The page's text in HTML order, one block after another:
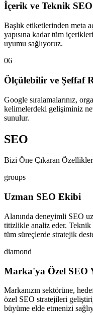
İçerik ve Teknik
Başlık etiketlerinden meta
yapısına kadar tüm
uyumu sağlıyoruz.
06
Ölçülebilir ve Şeffaf
Google sıralamalarınız,
kelimelerdeki gelişiminiz
sunulur.
SEO
Bizi Öne Çıkaran Özellikler
groups
Uzman SEO Ekibi
Alanında deneyimli SEO
titizlikle analiz eder. Teknik
tüm süreçlerde stratejik
diamond
Marka'ya Özel SEO
Markanızın sektörüne,
özel SEO stratejileri
büyüme elde etmenizi